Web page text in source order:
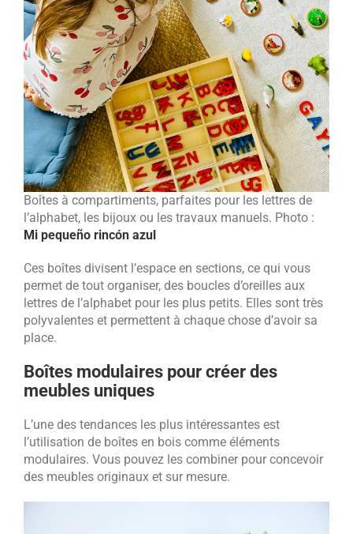
Boîtes à compartiments, parfaites pour les lettres de
l’alphabet, les bijoux ou les travaux manuels. Photo :
Mi pequeño rincón azul
Ces boîtes divisent l’espace en sections, ce qui vous
permet de tout organiser, des boucles d’oreilles aux
lettres de l’alphabet pour les plus petits. Elles sont très
polyvalentes et permettent à chaque chose d’avoir sa
place.
Boîtes modulaires pour créer des
meubles uniques
L’une des tendances les plus intéressantes est
l’utilisation de boîtes en bois comme éléments
modulaires. Vous pouvez les combiner pour concevoir
des meubles originaux et sur mesure.